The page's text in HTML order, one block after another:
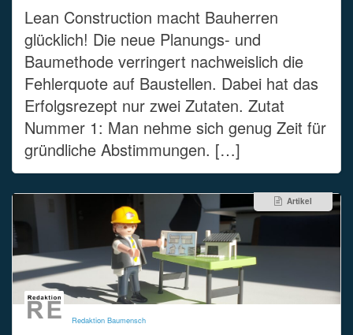
Lean Construction macht Bauherren
glücklich! Die neue Planungs- und
Baumethode verringert nachweislich die
Fehlerquote auf Baustellen. Dabei hat das
Erfolgsrezept nur zwei Zutaten. Zutat
Nummer 1: Man nehme sich genug Zeit für
gründliche Abstimmungen. […]
Artikel
Redaktion Baumensch